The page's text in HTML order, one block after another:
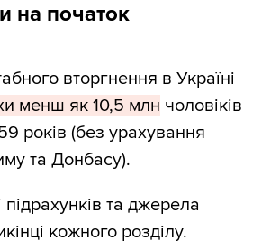
на початок
вторгнення в Україні
менш як 10,5 млн чоловіків
років (без урахування
та Донбасу).
підрахунків та джерела
кожного розділу.